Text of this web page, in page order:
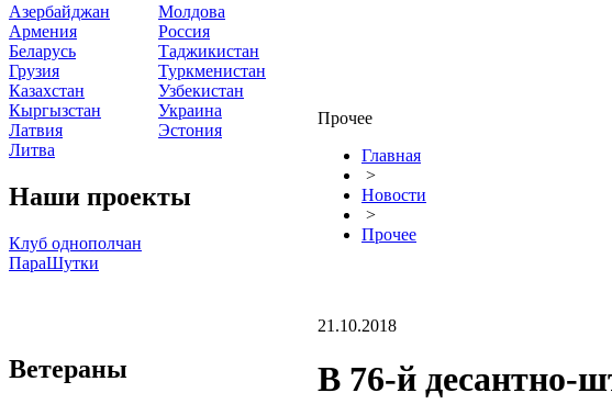
Азербайджан
Армения
Беларусь
Грузия
Казахстан
Кыргызстан
Латвия
Литва
Молдова
Россия
Таджикистан
Туркменистан
Узбекистан
Украина
Эстония
Наши проекты
Клуб однополчан
ПараШутки
Ветераны
Прочее
Главная
>
Новости
>
Прочее
21.10.2018
В 76-й десантно-